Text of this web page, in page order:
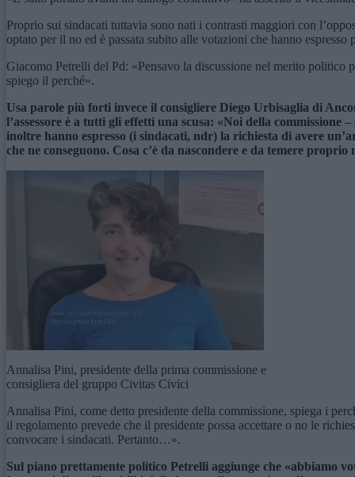
Proprio sui sindacati tuttavia sono nati i contrasti maggiori con
optato per il no ed è passata subito alle votazioni che hanno espresso
Giacomo Petrelli del Pd: «Pensavo la discussione nel merito politico
spiego il perché».
Usa parole più forti invece il consigliere Diego Urbisaglia di
l’assessore è a tutti gli effetti una scusa: «Noi della
inoltre hanno espresso (i sindacati, ndr) la richiesta di avere
che ne conseguono. Cosa c’è da nascondere e da temere proprio
Annalisa Pini, presidente della prima commissione e
consigliera del gruppo Civitas Civici
Annalisa Pini, come detto presidente della commissione, spiega i
il regolamento prevede che il presidente possa accettare o no le
convocare i sindacati. Pertanto…».
Sul piano prettamente politico Petrelli aggiunge che «abbiamo